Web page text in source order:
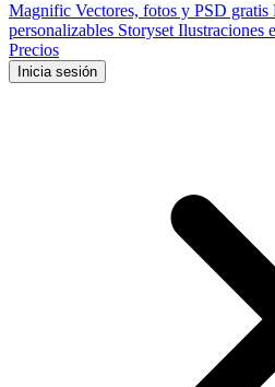
Magnific Vectores, fotos y PSD gratis
personalizables Storyset Ilustraciones
Precios
Inicia sesión